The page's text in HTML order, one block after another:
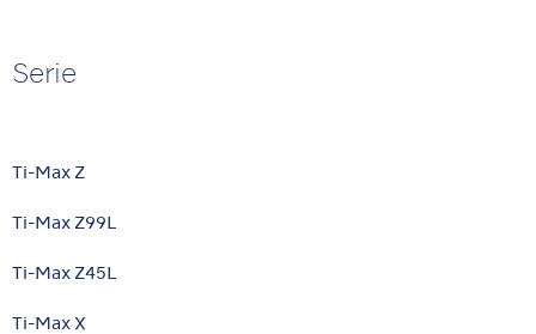
Serie
Ti-Max Z
Ti-Max Z99L
Ti-Max Z45L
Ti-Max X